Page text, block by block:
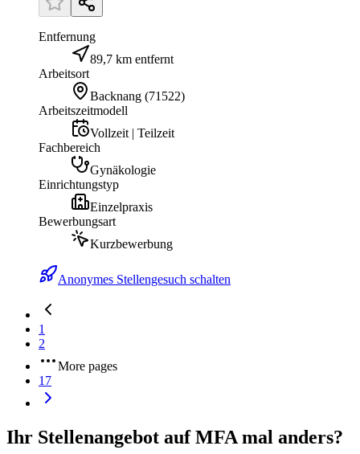
Entfernung
89,7 km entfernt
Arbeitsort
Backnang (71522)
Arbeitszeitmodell
Vollzeit | Teilzeit
Fachbereich
Gynäkologie
Einrichtungstyp
Einzelpraxis
Bewerbungsart
Kurzbewerbung
Anonymes Stellengesuch schalten
1
2
More pages
17
Ihr Stellenangebot auf MFA mal anders?